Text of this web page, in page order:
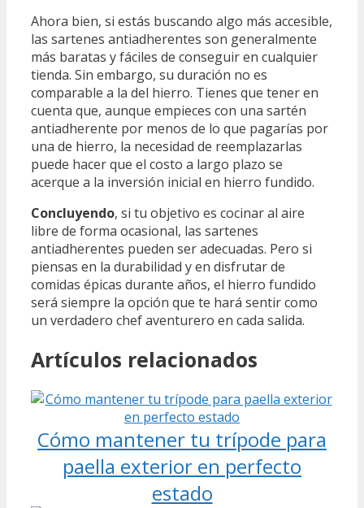
Ahora bien, si estás buscando algo más accesible,
las sartenes antiadherentes son generalmente
más baratas y fáciles de conseguir en cualquier
tienda. Sin embargo, su duración no es
comparable a la del hierro. Tienes que tener en
cuenta que, aunque empieces con una sartén
antiadherente por menos de lo que pagarías por
una de hierro, la necesidad de reemplazarlas
puede hacer que el costo a largo plazo se
acerque a la inversión inicial en hierro fundido.
Concluyendo, si tu objetivo es cocinar al aire
libre de forma ocasional, las sartenes
antiadherentes pueden ser adecuadas. Pero si
piensas en la durabilidad y en disfrutar de
comidas épicas durante años, el hierro fundido
será siempre la opción que te hará sentir como
un verdadero chef aventurero en cada salida.
Artículos relacionados
Cómo mantener tu trípode para
paella exterior en perfecto
estado